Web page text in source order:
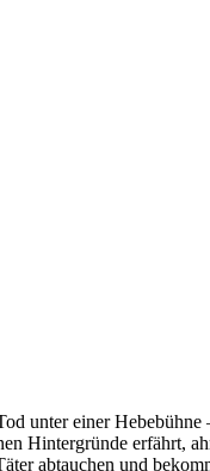
unter einer
Hintergründe erfährt,
abtauchen und